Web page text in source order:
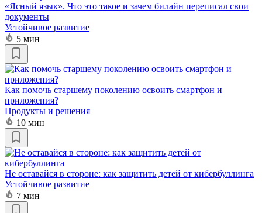
«Ясный язык». Что это такое и зачем билайн переписал свои
документы
Устойчивое развитие
5 мин
Как помочь старшему поколению освоить смартфон и
приложения?
Продукты и решения
10 мин
Не оставайся в стороне: как защитить детей от кибербуллинга
Устойчивое развитие
7 мин